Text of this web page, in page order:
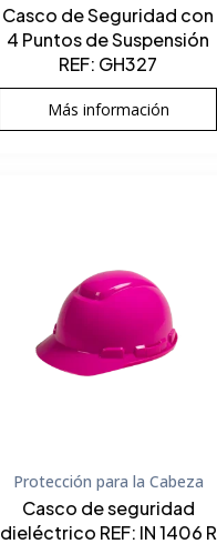
Casco de Seguridad con
4 Puntos de Suspensión
REF: GH327
Más información
Protección para la Cabeza
Casco de seguridad
dieléctrico REF: IN 1406 R